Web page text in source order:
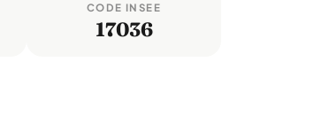
CODE INSEE
17036